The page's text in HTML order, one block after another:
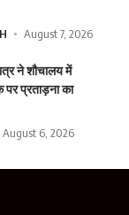
August 7, 2026
ने शौचालय में
पर प्रताड़ना का
August 6, 2026